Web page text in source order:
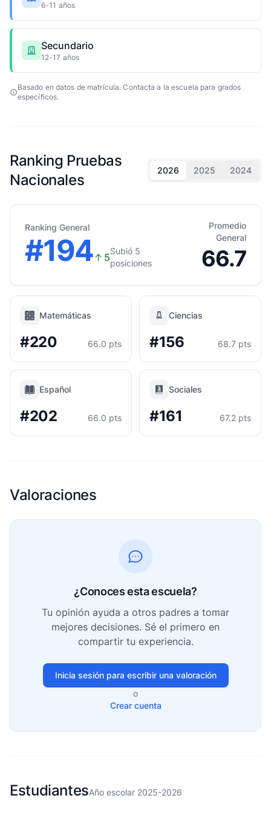
6-11 años
Secundario
12-17 años
Basado en datos de matrícula. Contacta a la escuela para grados
específicos.
Ranking Pruebas
Nacionales
2026 2025 2024
Ranking General
#194↑ 5
Subió 5
posiciones
Promedio
General
66.7
Matemáticas
#220 66.0 pts
Ciencias
#156 68.7 pts
Español
#202 66.0 pts
Sociales
#161 67.2 pts
Valoraciones
¿Conoces esta escuela?
Tu opinión ayuda a otros padres a tomar
mejores decisiones. Sé el primero en
compartir tu experiencia.
Inicia sesión para escribir una valoración
o
Crear cuenta
EstudiantesAño escolar 2025-2026